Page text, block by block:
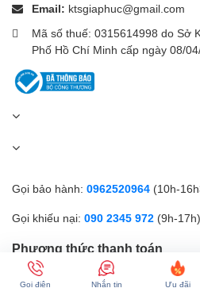
Email: ktsgiaphuc@gmail.com
Mã số thuế: 0315614998 do Sở
Phố Hồ Chí Minh cấp ngày 08/
Gọi bảo hành: 0962520964 (10h-
Gọi khiếu nại: 090 2345 972 (9h-17h)
Phương thức thanh toán
Gọi điện Nhắn tin Ưu đãi